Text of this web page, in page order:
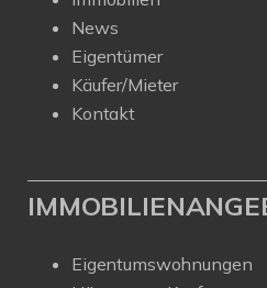
News
Eigentümer
Käufer/Mieter
Kontakt
Eigentumswohnungen